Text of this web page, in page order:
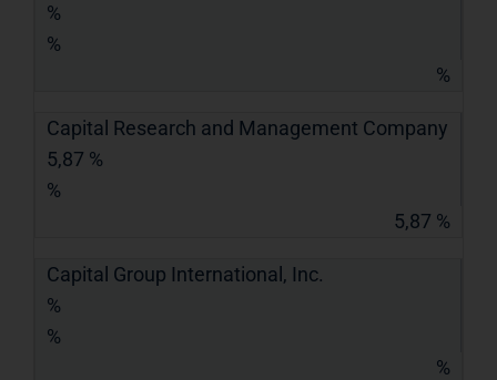
%
%
%
Capital Research and Management Company
5,87 %
%
5,87 %
Capital Group International, Inc.
%
%
%